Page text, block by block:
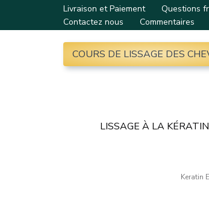
Livraison et Paiement
Questions
Contactez nous
Commentaires
COURS DE LISSAGE DES
LISSAGE À LA
Keratin